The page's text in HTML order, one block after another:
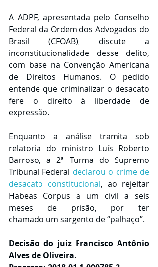
A ADPF, apresentada pelo Conselho
Federal da Ordem dos Advogados do
Brasil (CFOAB), discute a
inconstitucionalidade desse delito,
com base na Convenção Americana
de Direitos Humanos. O pedido
entende que criminalizar o desacato
fere o direito à liberdade de
expressão.
Enquanto a análise tramita sob
relatoria do ministro Luís Roberto
Barroso, a 2ª Turma do Supremo
Tribunal Federal declarou o crime de
desacato constitucional, ao rejeitar
Habeas Corpus a um civil a seis
meses de prisão, por ter
chamado um sargento de “palhaço”.
Decisão do juiz Francisco Antônio
Alves de Oliveira.